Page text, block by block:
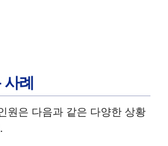
례
원은 다음과 같은 다양한 상황